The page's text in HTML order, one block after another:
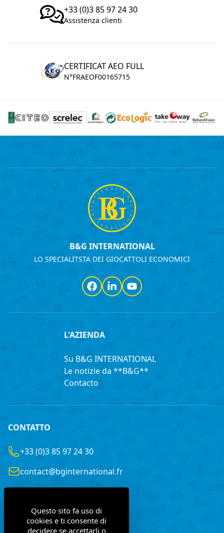
+33 (0)3 85 97 24 30
Assistenza clienti
CERTIFICAT AEO FULL
N°FRAEOF00165715
B&G INTERNATIONAL
LO SPECIALITSTA DEI GIOCATTOLI ECONOMICI
Facebook
LinkedInYouTube
L'AZIENDA
Su B&G INTERNATIONAL
Le notizie da **B&G**
Contacto
CONTATTO
+33 (0)3 85 97 24 30
contact@bginternational.fr
Questo sito fa uso di
cookies e ti consente di
decidere se accettarli o